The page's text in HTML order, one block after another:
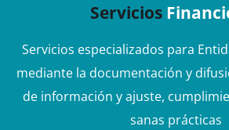
Servicios
Servicios especializados para
mediante la documentación y
de información y ajuste,
sanas prácticas